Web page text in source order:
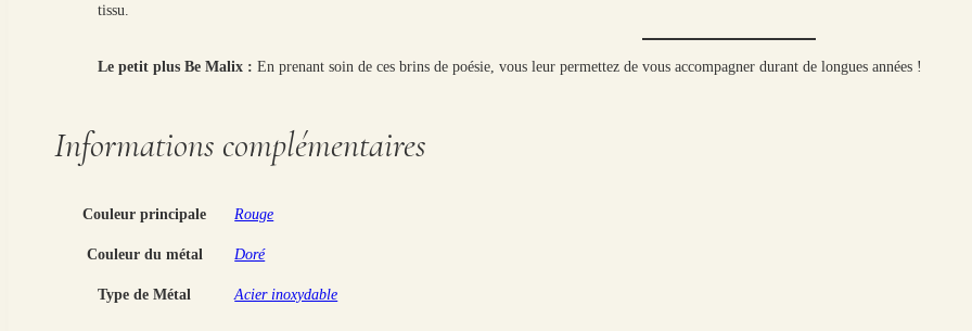
tissu.
Le petit plus Be Malix : En prenant soin de ces brins de poésie, vous leur permettez de vous accompagner durant de longues années !
Informations complémentaires
Couleur principale Rouge
Couleur du métal Doré
Type de Métal Acier inoxydable